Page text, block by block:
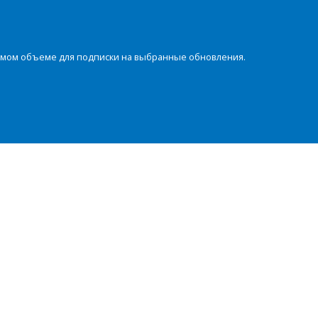
объеме для подписки на выбранные обновления.